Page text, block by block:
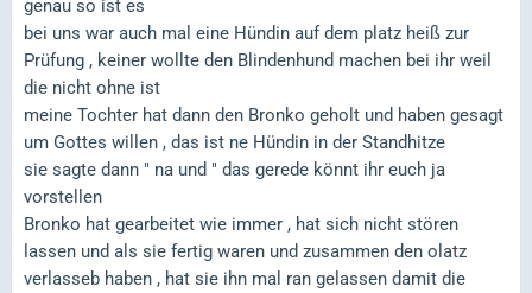
genau so ist es
bei uns war auch mal eine Hündin auf dem platz heiß zur
Prüfung , keiner wollte den Blindenhund machen bei ihr weil
die nicht ohne ist
meine Tochter hat dann den Bronko geholt und haben gesagt
um Gottes willen , das ist ne Hündin in der Standhitze
sie sagte dann " na und " das gerede könnt ihr euch ja
vorstellen
Bronko hat gearbeitet wie immer , hat sich nicht stören
lassen und als sie fertig waren und zusammen den olatz
verlasseb haben , hat sie ihn mal ran gelassen damit die